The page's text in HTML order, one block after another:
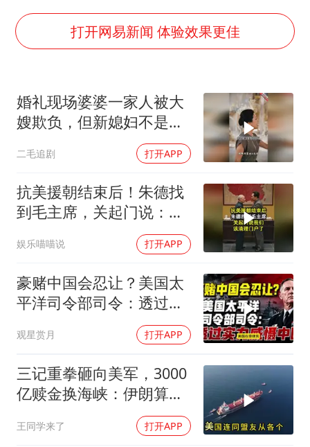
“南湖号”盾构机下线
泰国初中生饮弹自尽前开了26枪
习近平心系体育强国建设
打开网易新闻 体验效果更佳
婚礼现场婆婆一家人被大
嫂欺负，但新媳妇不是好
二毛追剧 打开APP
抗美援朝结束后！朱德找
到毛主席，关起门说：我
娱乐喵喵说 打开APP
豪赌中国会忍让？美国太
平洋司令部司令：透过实
观星赏月 打开APP
三记重拳砸向美军，3000
亿赎金换海峡：伊朗算准
王同学来了 打开APP